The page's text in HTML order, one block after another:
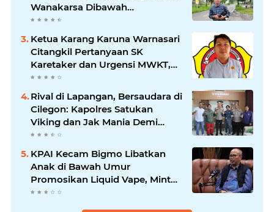
Wanakarsa Dibawah
Kepemimpinan Bung Entus
Ketua Karang Karuna Warnasari
Citangkil Pertanyaan SK
Karetaker dan Urgensi MWKT,
Saat Suasana Berduka
Rival di Lapangan, Bersaudara di
Cilegon: Kapolres Satukan
Viking dan Jak Mania Demi
Nobar Damai Piala Presiden
KPAI Kecam Bigmo Libatkan
Anak di Bawah Umur
Promosikan Liquid Vape, Minta
Aparat Bertindak Tegas